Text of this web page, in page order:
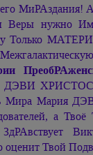
нужно
Только
ДЭВИ ХРИСТОС
Мира Мария
а
оценит Твой